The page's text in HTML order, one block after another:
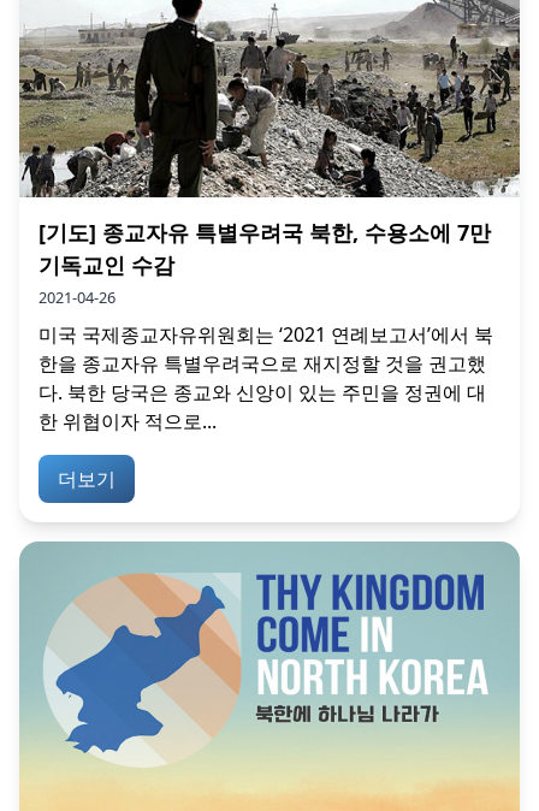
[기도] 종교자유 특별우려국 북한, 수용소에 7만
기독교인 수감
2021-04-26
미국 국제종교자유위원회는 ‘2021 연례보고서’에서 북
한을 종교자유 특별우려국으로 재지정할 것을 권고했
다. 북한 당국은 종교와 신앙이 있는 주민을 정권에 대
한 위협이자 적으로...
더보기